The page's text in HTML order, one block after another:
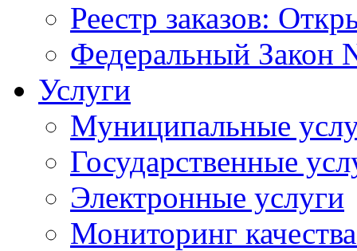
Реестр заказов:
Федеральный Закон
Услуги
Муниципальные
Государственные
Электронные услуги
Мониторинг